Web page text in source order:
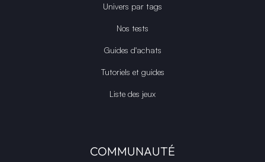
Univers par tags
Nos tests
Guides d'achats
Tutoriels et guides
Liste des jeux
COMMUNAUTÉ